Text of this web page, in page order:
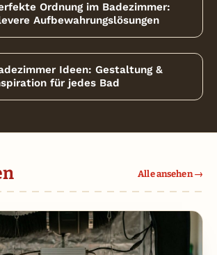
Ordnung im Badezimmer:
Aufbewahrungslösungen
Ideen: Gestaltung &
für jedes Bad
Alle ansehen →